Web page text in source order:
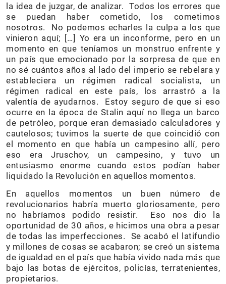
la idea de juzgar, de analizar. Todos los errores que
se puedan haber cometido, los cometimos
nosotros. No podemos echarles la culpa a los que
vinieron aquí; […] Yo era un inconforme, pero en un
momento en que teníamos un monstruo enfrente y
un país que emocionado por la sorpresa de que en
no sé cuántos años al lado del imperio se rebelara y
estableciera un régimen radical socialista, un
régimen radical en este país, los arrastró a la
valentía de ayudarnos. Estoy seguro de que si eso
ocurre en la época de Stalin aquí no llega un barco
de petróleo, porque eran demasiado calculadores y
cautelosos; tuvimos la suerte de que coincidió con
el momento en que había un campesino allí, pero
eso era Jruschov, un campesino, y tuvo un
entusiasmo enorme cuando estos podían haber
liquidado la Revolución en aquellos momentos.
En aquellos momentos un buen número de
revolucionarios habría muerto gloriosamente, pero
no habríamos podido resistir. Eso nos dio la
oportunidad de 30 años, e hicimos una obra a pesar
de todas las imperfecciones. Se acabó el latifundio
y millones de cosas se acabaron; se creó un sistema
de igualdad en el país que había vivido nada más que
bajo las botas de ejércitos, policías, terratenientes,
propietarios.